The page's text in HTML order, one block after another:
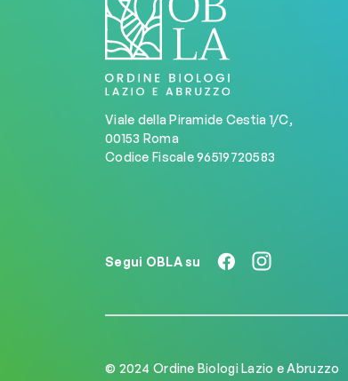
Viale della Piramide Cestia 1/C,
00153 Roma
Codice Fiscale 96519720583
Segui OBLA su
© 2024 Ordine Biologi Lazio e Abruzzo